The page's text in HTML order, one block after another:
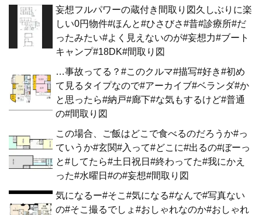
妄想フルパワーの蔵付き間取り図久しぶりに楽
しい0円物件#ほんと#ひさびさ#昔#診療所#だ
ったみたい#よく見えないのが#妄想力#ブート
キャンプ#18DK#間取り図
…事故ってる？#このクルマ#描写#好き#初め
て見るタイプなので#アーカイブ#ベランダ#か
と思ったら#納戸#廊下#な気もするけど#普通
の#間取り図
この場合、ご飯はどこで食べるのだろうか#っ
ていうか#玄関#入って#どこに#出るの#ぼーっ
と#してたら#土日祝日#終わってた#我にかえ
った#水曜日#の#妄想#間取り図
気になるー#そこ#気になる#なんで#写真ない
の#そこ撮るでしょ#おしゃれなのか#おしゃれ